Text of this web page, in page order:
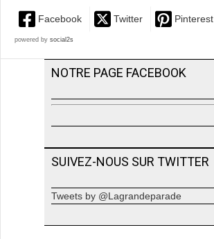
Facebook Twitter Pinterest
powered by social2s
NOTRE PAGE FACEBOOK
SUIVEZ-NOUS SUR TWITTER
Tweets by @Lagrandeparade